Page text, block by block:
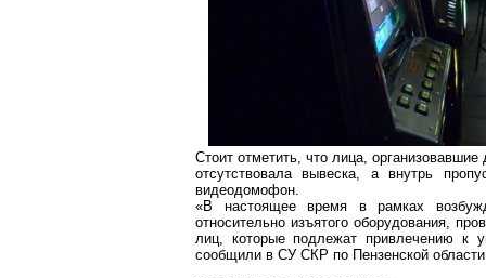
Стоит отметить, что лица,
отсутствовала вывеска, а внутрь
видеодомофон.
«В настоящее время в рамках
относительно изъятого оборудования,
лиц, которые подлежат привлечению к
сообщили в СУ СКР по Пензенской